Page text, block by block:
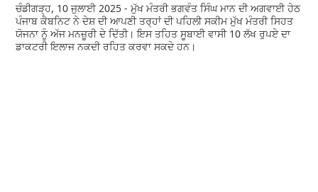
ਚੰਡੀਗੜ੍ਹ, 10 ਜੁਲਾਈ 2025 - ਮੁੱਖ ਮੰਤਰੀ ਭਗਵੰਤ ਸਿੰਘ ਮਾਨ ਦੀ ਅਗਵਾਈ ਹੇਠ
ਪੰਜਾਬ ਕੈਬਨਿਟ ਨੇ ਦੇਸ਼ ਦੀ ਆਪਣੀ ਤਰ੍ਹਾਂ ਦੀ ਪਹਿਲੀ ਸਕੀਮ ਮੁੱਖ ਮੰਤਰੀ ਸਿਹਤ
ਯੋਜਨਾ ਨੂੰ ਅੱਜ ਮਨਜ਼ੂਰੀ ਦੇ ਦਿੱਤੀ। ਇਸ ਤਹਿਤ ਸੂਬਾਈ ਵਾਸੀ 10 ਲੱਖ ਰੁਪਏ ਦਾ
ਡਾਕਟਰੀ ਇਲਾਜ ਨਕਦੀ ਰਹਿਤ ਕਰਵਾ ਸਕਦੇ ਹਨ।